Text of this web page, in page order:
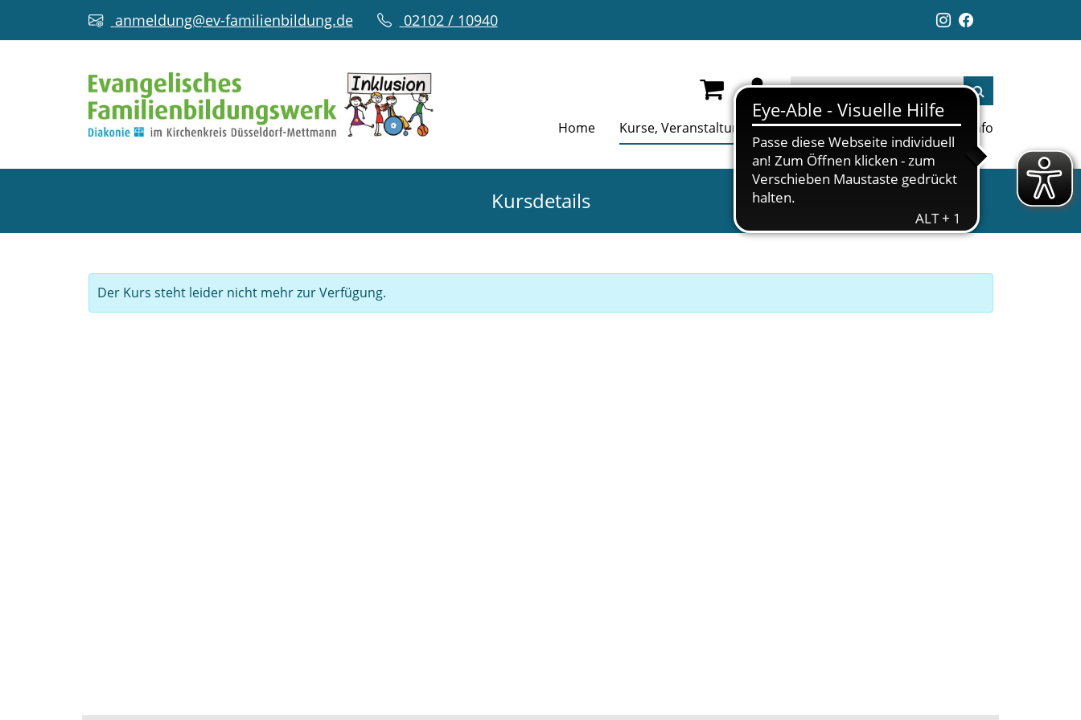
anmeldung@ev-familienbildung.de 02102 / 10940
Home Kurse, Veranstaltungen Aktuelles Jobs Links Info
Kursdetails
Der Kurs steht leider nicht mehr zur Verfügung.